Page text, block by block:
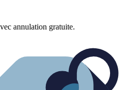
annulation gratuite.